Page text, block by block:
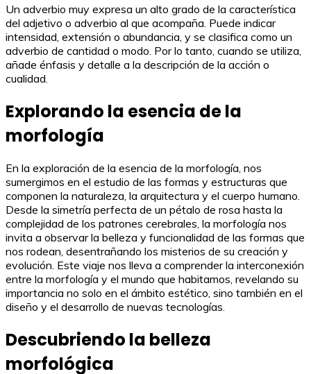
Un adverbio muy expresa un alto grado de la característica
del adjetivo o adverbio al que acompaña. Puede indicar
intensidad, extensión o abundancia, y se clasifica como un
adverbio de cantidad o modo. Por lo tanto, cuando se utiliza,
añade énfasis y detalle a la descripción de la acción o
cualidad.
Explorando la esencia de la
morfología
En la exploración de la esencia de la morfología, nos
sumergimos en el estudio de las formas y estructuras que
componen la naturaleza, la arquitectura y el cuerpo humano.
Desde la simetría perfecta de un pétalo de rosa hasta la
complejidad de los patrones cerebrales, la morfología nos
invita a observar la belleza y funcionalidad de las formas que
nos rodean, desentrañando los misterios de su creación y
evolución. Este viaje nos lleva a comprender la interconexión
entre la morfología y el mundo que habitamos, revelando su
importancia no solo en el ámbito estético, sino también en el
diseño y el desarrollo de nuevas tecnologías.
Descubriendo la belleza
morfológica